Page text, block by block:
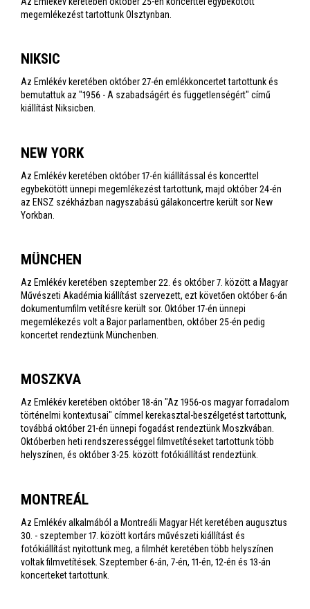
megemlékezést tartottunk Olsztynban.
NIKSIC
Az Emlékév keretében október 27-én emlékkoncertet tartottunk és
bemutattuk az "1956 - A szabadságért és függetlenségért" című
kiállítást Niksicben.
NEW YORK
Az Emlékév keretében október 17-én kiállítással és koncerttel
egybekötött ünnepi megemlékezést tartottunk, majd október 24-én
az ENSZ székházban nagyszabású gálakoncertre került sor New
Yorkban.
MÜNCHEN
Az Emlékév keretében szeptember 22. és október 7. között a Magyar
Művészeti Akadémia kiállítást szervezett, ezt követően október 6-án
dokumentumfilm vetítésre került sor. Október 17-én ünnepi
megemlékezés volt a Bajor parlamentben, október 25-én pedig
koncertet rendeztünk Münchenben.
MOSZKVA
Az Emlékév keretében október 18-án "Az 1956-os magyar forradalom
történelmi kontextusai" címmel kerekasztal-beszélgetést tartottunk,
továbbá október 21-én ünnepi fogadást rendeztünk Moszkvában.
Októberben heti rendszerességgel filmvetítéseket tartottunk több
helyszínen, és október 3-25. között fotókiállítást rendeztünk.
MONTREÁL
Az Emlékév alkalmából a Montreáli Magyar Hét keretében augusztus
30. - szeptember 17. között kortárs művészeti kiállítást és
fotókiállítást nyitottunk meg, a filmhét keretében több helyszínen
voltak filmvetítések. Szeptember 6-án, 7-én, 11-én, 12-én és 13-án
koncerteket tartottunk.